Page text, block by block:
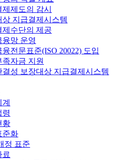
제제도의 감시
상 지급결제시스템
제수단의 제공
융망 운영
융전문표준(ISO 20022) 도입
족자금 지원
결성 보장대상 지급결제시스템
령
황
준화
정 표준
료